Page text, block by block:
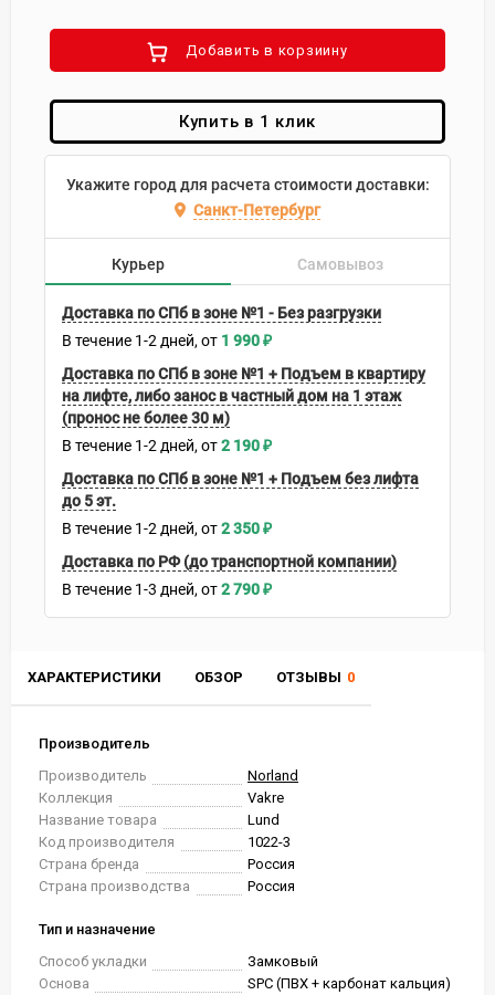
ХАРАКТЕРИСТИКИ ОБЗОР ОТЗЫВЫ 0
Производитель
Производитель
Norland
Коллекция
Vakre
Название товара
Lund
Код производителя
1022-3
Страна бренда
Россия
Страна производства
Россия
Тип и назначение
Способ укладки
Замковый
Основа
SPC (ПВХ + карбонат кальция)
Добавить в корзиину
Купить в 1 клик
Укажите город для расчета стоимости доставки:
Санкт-Петербург
Курьер Самовывоз
Доставка по СПб в зоне №1 - Без разгрузки
В течение 1-2 дней 1 990₽
Доставка по СПб в зоне №1 + Подъем в квартиру
на лифте, либо занос в частный дом на 1 этаж
(пронос не более 30 м)
В течение 1-2 дней 2 190₽
Доставка по СПб в зоне №1 + Подъем без лифта
до 5 эт.
В течение 1-2 дней 2 350₽
Доставка по РФ (до транспортной компании)
В течение 1-3 дней 2 790₽